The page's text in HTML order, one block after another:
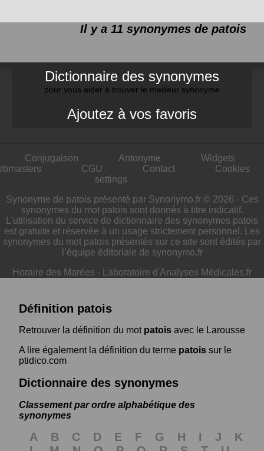
Il y a 11 synonymes de patois
Dictionnaire des synonymes
pour vous aider à trouver le meilleur synonyme
Ajoutez à vos favoris
Conjugaison Antonyme
Widgets
CGU Contact
Cookies
settings
Synonyme de patois présenté par Synonymo.fr © 2026 - Ces
synonymes du mot patois sont donnés à titre indicatif.
L'utilisation du service de dictionnaire des synonymes patois
est gratuite et réservée à un usage strictement personnel. Les
synonymes du mot patois présentés sur ce site sont édités par
l’équipe éditoriale de synonymo.fr
Horaire des Marées - Laboratoire d'Analyses Médicales.fr
Définition patois
Retrouver la définition du mot patois avec le Larousse
A lire également la définition du terme patois sur le
ptidico.com
Dictionnaire des synonymes
Classement par ordre alphabétique des
synonymes
A B C D E F G H I J
K